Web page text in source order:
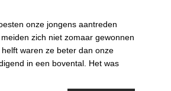
onze jongens aantreden
zich niet zomaar gewonnen
waren ze beter dan onze
in een bovental. Het was